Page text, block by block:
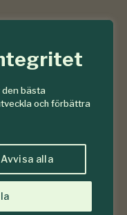
bästa
och förbättra
Avvisa alla
6-7
2026